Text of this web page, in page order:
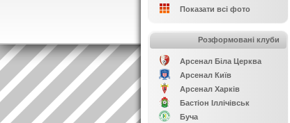
Показати всі фото
Розформовані клуби
Арсенал Біла Церква
Арсенал Київ
Арсенал Харків
Бастіон Іллічівськ
Буча